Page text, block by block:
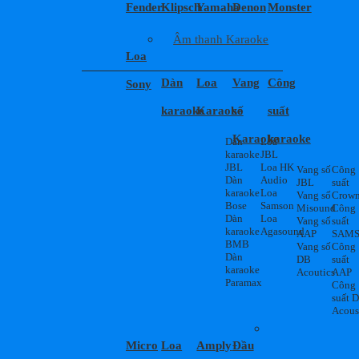
FenderKlipschYamahaDenonMonster
Loa
Sony
Âm thanh Karaoke
Dàn
karaoke
Dàn
karaoke
JBL
Dàn
karaoke
Bose
Dàn
karaoke
BMB
Dàn
karaoke
Paramax
Loa
Karaoke
Loa
JBL
Loa HK
Audio
Loa
Samson
Loa
Agasound
Vang
số
Karaoke
Vang số
JBL
Vang số
Misound
Vang số
AAP
Vang số
DB
Acoutics
Công
suất
karaoke
Công
suất
Crown
Công
suất
Công
suất
AAP
Công
suất
Micro Loa AmplyĐầu